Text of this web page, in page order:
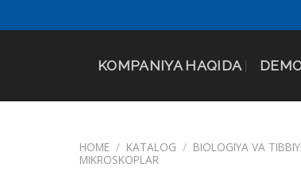
KOMPANIYA HAQIDA
HOME / KATALOG / BIOLOGIYA VA
MIKROSKOPLAR